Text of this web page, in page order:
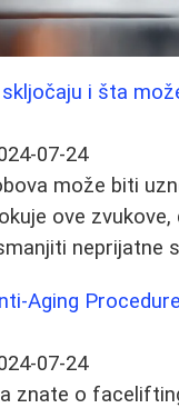
i šta
07-24
može biti
ove zvukove,
neprijatne
Aging
07-24
znate o